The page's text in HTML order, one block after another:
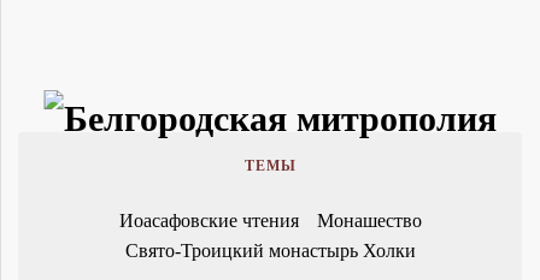
ТЕМЫ
Иоасафовские чтения
Монашество
Свято-Троицкий монастырь Холки